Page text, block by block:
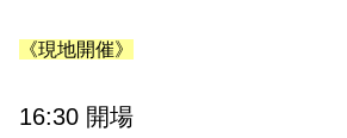
ス
ー
《現地開催》
16:30 開場